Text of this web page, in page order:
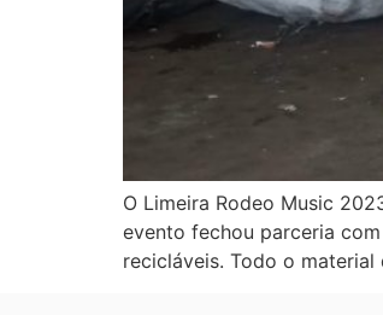
O Limeira Rodeo Music
evento fechou parceria
recicláveis. Todo o